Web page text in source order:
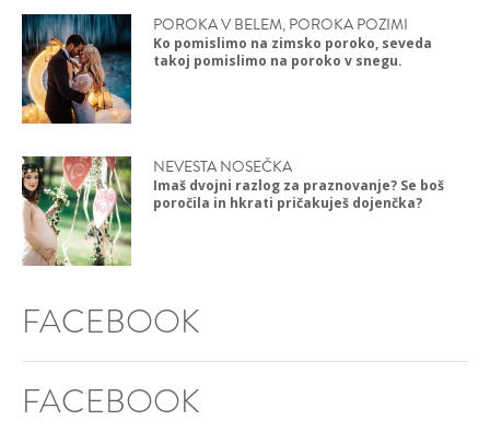
POROKA V BELEM, POROKA POZIMI
Ko pomislimo na zimsko poroko, seveda
takoj pomislimo na poroko v snegu.
NEVESTA NOSEČKA
Imaš dvojni razlog za praznovanje? Se boš
poročila in hkrati pričakuješ dojenčka?
FACEBOOK
FACEBOOK